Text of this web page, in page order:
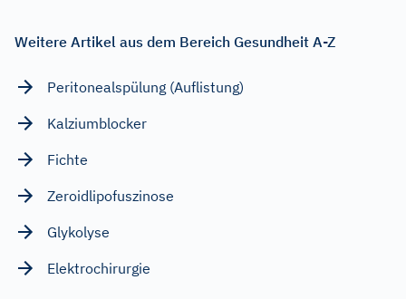
Weitere Artikel aus dem Bereich Gesundheit A-Z
Peritonealspülung (Auflistung)
Kalziumblocker
Fichte
Zeroidlipofuszinose
Glykolyse
Elektrochirurgie